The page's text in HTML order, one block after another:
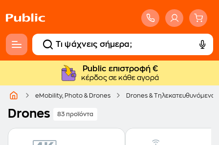
Public επιστροφή €
κέρδος σε κάθε αγορά
eMobility, Photo & Drones Drones & Τηλεκατευθυνόμενα
Drones 83 προϊόντα